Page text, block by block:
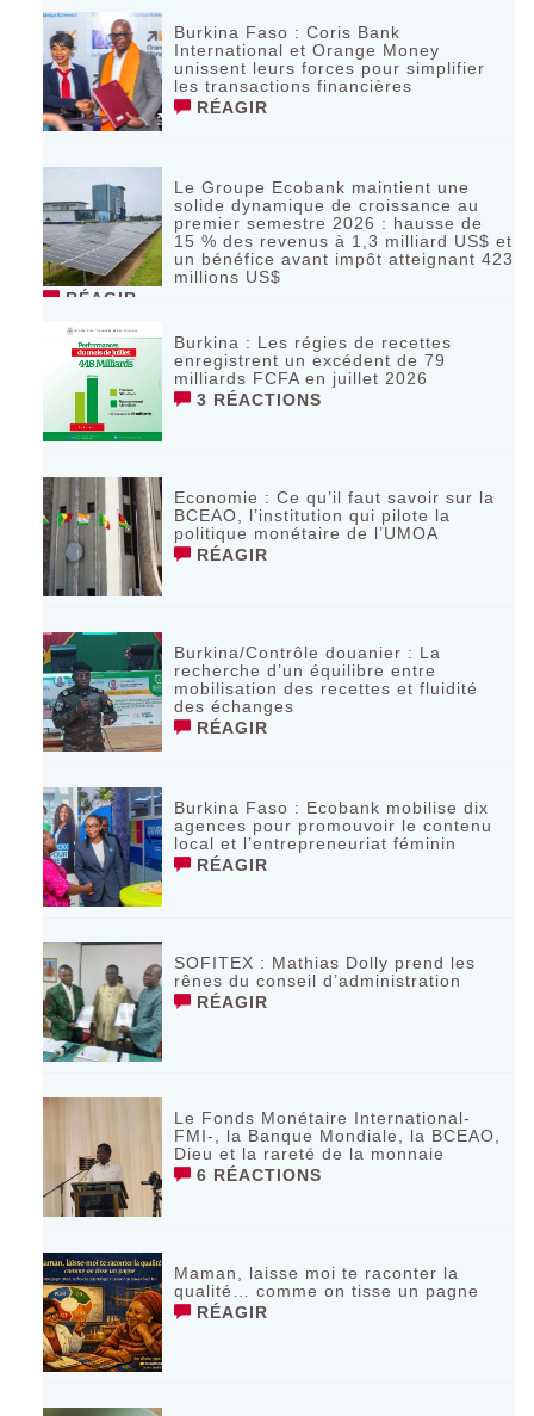
Burkina Faso : Coris Bank
International et Orange Money
unissent leurs forces pour simplifier
les transactions financières
RÉAGIR
Le Groupe Ecobank maintient une
solide dynamique de croissance au
premier semestre 2026 : hausse de
15 % des revenus à 1,3 milliard US$ et
un bénéfice avant impôt atteignant 423
millions US$
RÉAGIR
Burkina : Les régies de recettes
enregistrent un excédent de 79
milliards FCFA en juillet 2026
3 RÉACTIONS
Economie : Ce qu’il faut savoir sur la
BCEAO, l’institution qui pilote la
politique monétaire de l’UMOA
RÉAGIR
Burkina/Contrôle douanier : La
recherche d’un équilibre entre
mobilisation des recettes et fluidité
des échanges
RÉAGIR
Burkina Faso : Ecobank mobilise dix
agences pour promouvoir le contenu
local et l’entrepreneuriat féminin
RÉAGIR
SOFITEX : Mathias Dolly prend les
rênes du conseil d’administration
RÉAGIR
Le Fonds Monétaire International-
FMI-, la Banque Mondiale, la BCEAO,
Dieu et la rareté de la monnaie
6 RÉACTIONS
Maman, laisse moi te raconter la
qualité… comme on tisse un pagne
RÉAGIR